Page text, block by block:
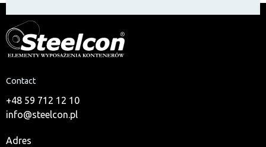
Contact
+48 59 712 12 10
info@steelcon.pl
Adres